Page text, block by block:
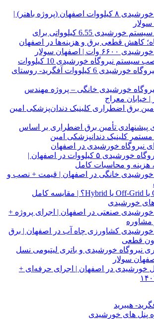
نیروگاه خورشیدی ۸ کیلووات اصفهان (پروژه باهنر) |
طراحی سیستم خورشیدی 6.55 کیلوواتی برای
کاهش قطعی برق و هزینه‌ها در اصفهان
وات | اصفهان سولار
سیستم نیروگاه خورشیدی 10 کیلووات
احداث نیروگاه خورشیدی 6 کیلووات آفگرید- روستای
خورشیدی خانگی – پروژه مهندس
| خیابان معراج
برق اضطراری کلینیک دندان‌پزشکی امین
پیشنهادی تأمین برق اضطراری بر اساس
کلینیک دندانپزشکی امین
نیروگاه خورشیدی در اصفهان
نصب نیروگاه خورشیدی ۵ کیلووات در اصفهان |
هزینه و محاسبات کامل
خورشیدی خانگی در اصفهان | قیمت + نصب و
On‑Grid یا Off‑Grid یا Hybrid؟ | مقایسه کامل
خورشیدی
خورشیدی صنعتی در اصفهان | اجرای پروژه +
خورشیدی کشاورزی چاه آب در اصفهان | برق
قطعی
نیروگاه خورشیدی و باتری لیتیومی نسل
سولار
خورشیدی در اصفهان | اجرای حرفه‌ای +
هیبرید
پنل های خورشیدی